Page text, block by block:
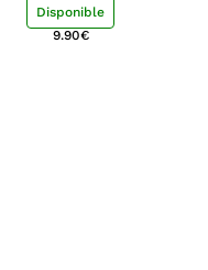
Disponible
9.90€